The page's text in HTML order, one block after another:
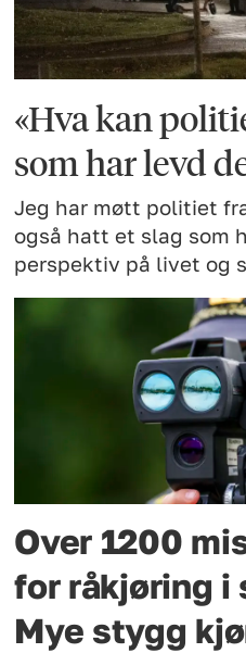
«Hva kan
som har levd
Jeg har møtt politiet
også hatt et slag som
perspektiv på livet og
Over 1200
for råkjøring i
Mye stygg